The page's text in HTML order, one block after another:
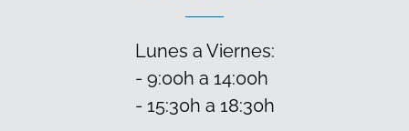
Lunes a Viernes:
- 9:00h a 14:00h
- 15:30h a 18:30h